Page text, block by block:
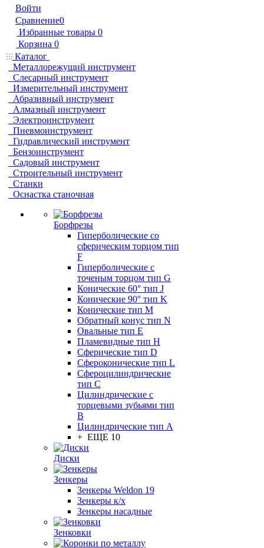
Войти
Сравнение0
Избранные товары 0
Корзина 0
Каталог
Металлорежущий инструмент
Слесарный инструмент
Измерительный инструмент
Абразивный инструмент
Алмазный инструмент
Электроинструмент
Пневмоинструмент
Гидравлический инструмент
Бензоинструмент
Садовый инструмент
Строительный инструмент
Станки
Оснастка станочная
Борфрезы
Гиперболические cо
сферическим торцом тип
F
Гиперболические с
точеным торцом тип G
Конические 60° тип J
Конические 90° тип K
Конические тип M
Обратный конус тип N
Овальные тип E
Пламевидные тип H
Сферические тип D
Сфероконические тип L
Сфероцилиндрические
тип C
Цилиндрические с
торцевыми зубьями тип
B
Цилиндрические тип А
+ ЕЩЕ 10
Диски
Зенкеры
Зенкеры Weldon 19
Зенкеры к/х
Зенкеры насадные
Зенковки